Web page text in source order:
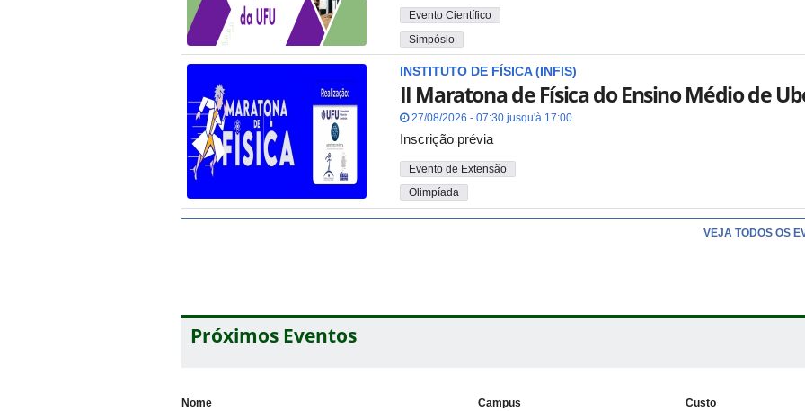
Evento Científico
Simpósio
INSTITUTO DE FÍSICA (INFIS)
II Maratona de Física do Ensino Médio de
27/08/2026 - 07:30 jusqu'à 17:00
Inscrição prévia
Evento de Extensão
Olimpíada
VEJA TODOS OS
Próximos Eventos
Nome Campus Custo